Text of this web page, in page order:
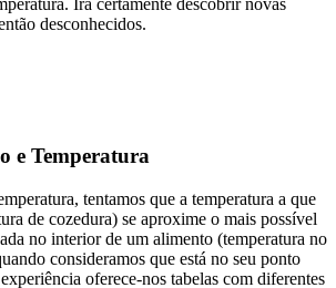
Irá certamente descobrir novas
desconhecidos.
e Temperatura
tentamos que a temperatura a que
de cozedura) se aproxime o mais possível
no interior de um alimento (temperatura no
consideramos que está no seu ponto
oferece-nos tabelas com diferentes